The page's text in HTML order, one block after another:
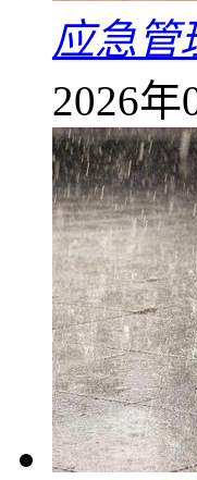
应急管
2026年